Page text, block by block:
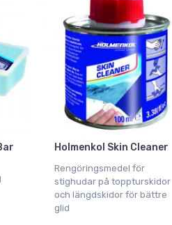
Holmenkol Skin Cleaner
Rengöringsmedel för
stighudar på toppturskidor
och längdskidor för bättre
glid